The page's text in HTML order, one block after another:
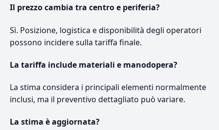
Il prezzo cambia tra centro e periferia?
Sì. Posizione, logistica e disponibilità degli operatori
possono incidere sulla tariffa finale.
La tariffa include materiali e manodopera?
La stima considera i principali elementi normalmente
inclusi, ma il preventivo dettagliato può variare.
La stima è aggiornata?